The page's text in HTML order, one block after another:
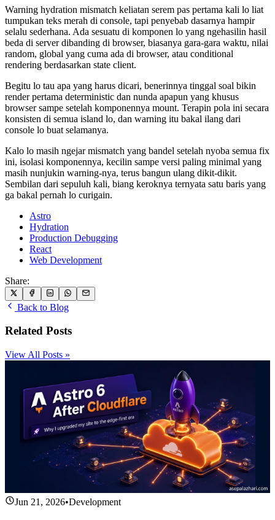
Warning hydration mismatch keliatan serem pas pertama kali lo liat
tumpukan teks merah di console, tapi penyebab dasarnya hampir
selalu sederhana. Ada sesuatu di komponen lo yang ngehasilin hasil
beda di server dibanding di browser, biasanya gara-gara waktu, nilai
random, global yang cuma ada di browser, atau conditional
rendering berdasarkan state client.
Begitu lo tau apa yang harus dicari, benerinnya tinggal soal bikin
render pertama deterministic dan nunda apapun yang khusus
browser sampe setelah komponennya mount. Terapin pola ini secara
konsisten di semua island lo, dan warning itu bakal ilang dari
console lo buat selamanya.
Kalo lo masih ngejar mismatch yang bandel setelah nyoba semua fix
ini, isolasi komponennya, kecilin sampe versi paling minimal yang
masih nunjukin warning-nya, terus bangun ulang dikit-dikit.
Sembilan dari sepuluh kali, biang keroknya ternyata satu baris yang
ga bakal pernah lo curigain.
Astro
Hydration
Production Debugging
React
Web Development
Share:
Back to Blog
Related Posts
View All Posts »
Jun 21, 2026•Development